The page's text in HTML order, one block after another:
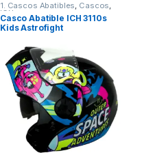
1. Cascos Abatibles, Cascos,
ICH
Casco Abatible ICH 3110s
Kids Astrofight